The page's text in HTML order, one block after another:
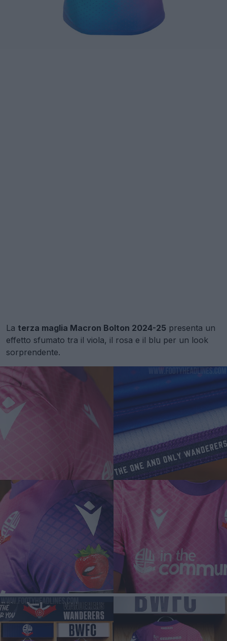
La terza maglia Macron Bolton 2024-25 presenta un
effetto sfumato tra il viola, il rosa e il blu per un look
sorprendente.